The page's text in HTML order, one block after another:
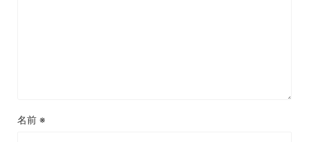
名前 ※